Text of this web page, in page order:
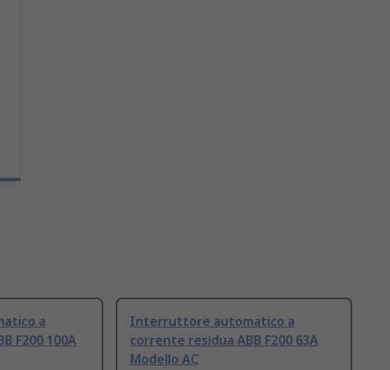
a
F200 100A
Interruttore automatico a
corrente residua ABB F200 63A
Modello AC